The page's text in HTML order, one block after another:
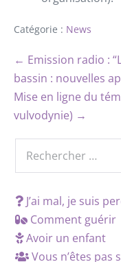
Catégorie : News
← Emission radio :
bassin : nouvelles
Mise en ligne du
vulvodynie) →
J’ai mal, je suis
Comment guérir
Avoir un enfant
Vous n’êtes pas